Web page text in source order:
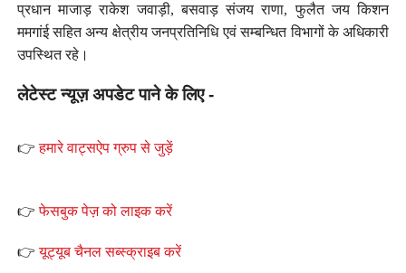
प्रधान माजाड़ राकेश जवाड़ी, बसवाड़ संजय राणा, फुलैत जय किशन
ममगांई सहित अन्य क्षेत्रीय जनप्रतिनिधि एवं सम्बन्धित विभागों के अधिकारी
उपस्थित रहे।
लेटेस्ट न्यूज़ अपडेट पाने के लिए -
👉हमारे वाट्सऐप ग्रुप से जुड़ें
👉फेसबुक पेज़ को लाइक करें
👉यूट्यूब चैनल सब्स्क्राइब करें